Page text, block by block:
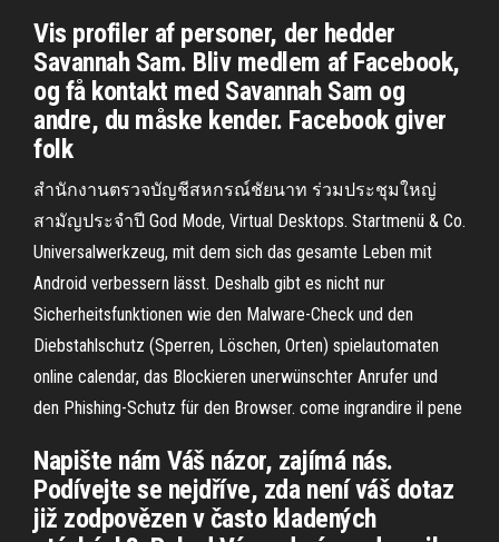
Vis profiler af personer, der hedder
Savannah Sam. Bliv medlem af Facebook,
og få kontakt med Savannah Sam og
andre, du måske kender. Facebook giver
folk
สำนักงานตรวจบัญชีสหกรณ์ชัยนาท ร่วมประชุมใหญ่
สามัญประจำปี God Mode, Virtual Desktops. Startmenü & Co.
Universalwerkzeug, mit dem sich das gesamte Leben mit
Android verbessern lässt. Deshalb gibt es nicht nur
Sicherheitsfunktionen wie den Malware-Check und den
Diebstahlschutz (Sperren, Löschen, Orten) spielautomaten
online calendar, das Blockieren unerwünschter Anrufer und
den Phishing-Schutz für den Browser. come ingrandire il pene
Napište nám Váš názor, zajímá nás.
Podívejte se nejdříve, zda není váš dotaz
již zodpovězen v často kladených